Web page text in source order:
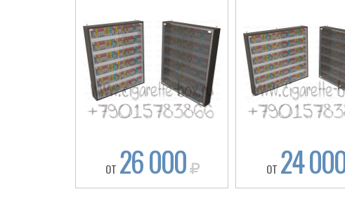
ОТ 26 000 ОТ 24